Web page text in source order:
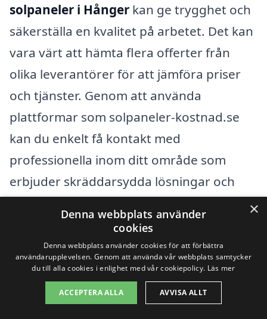
solpaneler i Hånger kan ge trygghet och
säkerställa en kvalitet på arbetet. Det kan
vara värt att hämta flera offerter från
olika leverantörer för att jämföra priser
och tjänster. Genom att använda
plattformar som solpaneler-kostnad.se
kan du enkelt få kontakt med
professionella inom ditt område som
erbjuder skräddarsydda lösningar och
firma kan göra stor skillnad både när det
gäller pris och den kvalitet av service du
Få 3 erbjudanden, gratis och utan
×
Denna webbplats använder
cookies
Denna webbplats använder cookies för att förbättra
användarupplevelsen. Genom att använda vår webbplats samtycker
du till alla cookies i enlighet med vår cookiepolicy. Läs mer
ACCEPTERA ALLA AVVISA ALLT